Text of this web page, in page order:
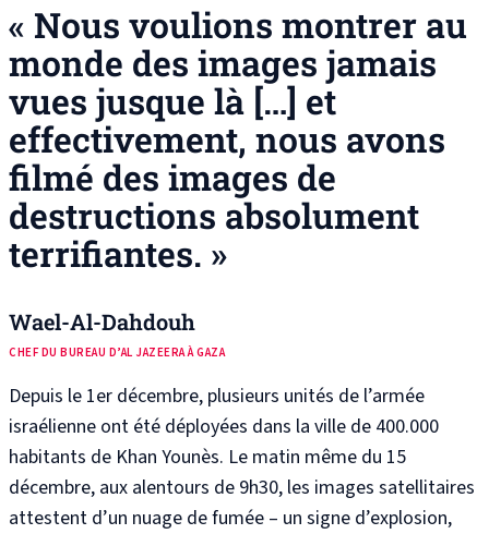
Wael-Al-Dahdouh
CHEF DU BUREAU D’AL JAZEERA À GAZA
« Nous voulions montrer au
monde des images jamais
vues jusque là […] et
effectivement, nous avons
filmé des images de
destructions absolument
terrifiantes. »
Depuis le 1er décembre, plusieurs unités de l’armée
israélienne ont été déployées dans la ville de 400.000
habitants de Khan Younès. Le matin même du 15
décembre, aux alentours de 9h30, les images satellitaires
attestent d’un nuage de fumée – un signe d’explosion,